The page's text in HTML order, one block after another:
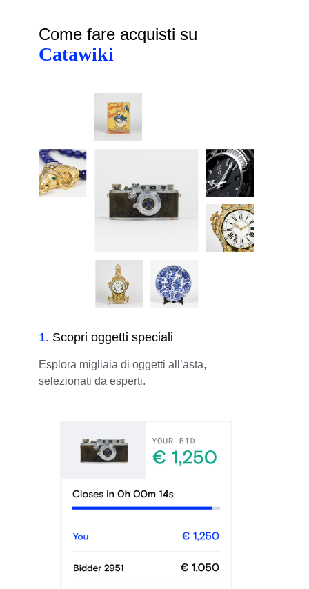
Come fare acquisti su
Catawiki
1. Scopri oggetti speciali
Esplora migliaia di oggetti all’asta,
selezionati da esperti.